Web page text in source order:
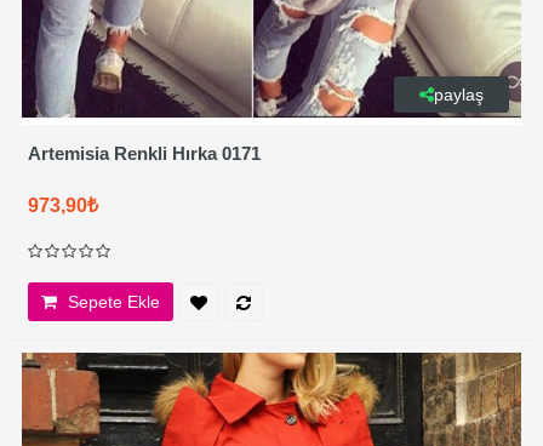
paylaş
Artemisia Renkli Hırka 0171
973,90₺
Sepete Ekle